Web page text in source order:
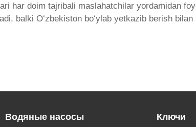
har doim tajribali maslahatchilar yordamidan
balki O‘zbekiston bo‘ylab yetkazib berish
Водяные насосы Ключи